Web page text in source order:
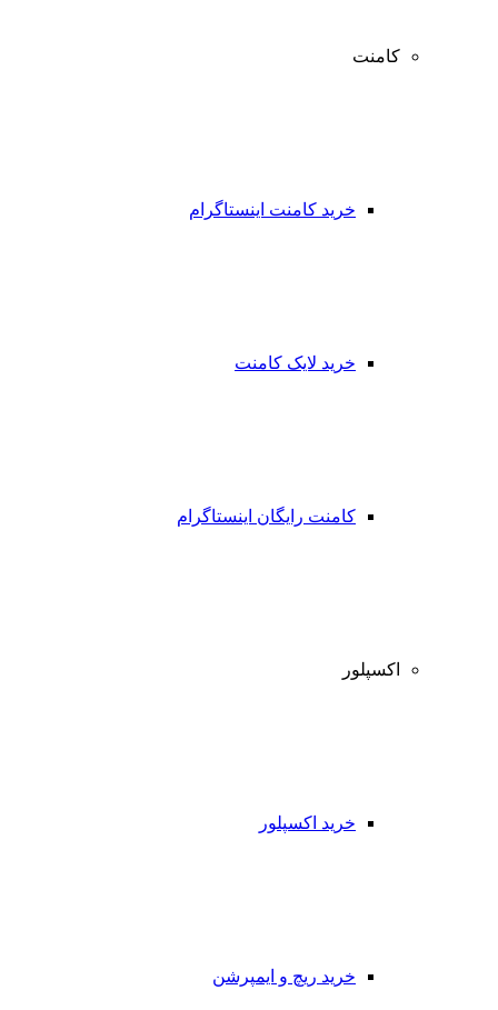
کامنت
خرید کامنت اینستاگرام
خرید لایک کامنت
کامنت رایگان اینستاگرام
اکسپلور
خرید اکسپلور
خرید ریچ و ایمپرشن